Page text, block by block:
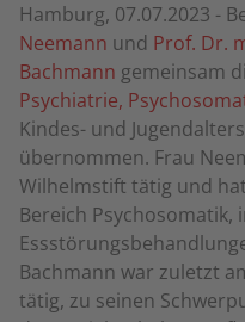
Hamburg, 07.07.2023 -
Neemann und Prof. Dr.
Bachmann gemeinsam
Psychiatrie,
Kindes- und
übernommen. Frau
Wilhelmstift tätig und
Bereich Psychosomatik,
Bachmann war zuletzt
tätig, zu seinen